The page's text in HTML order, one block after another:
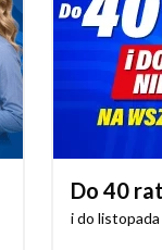
Do 40
i do listopada